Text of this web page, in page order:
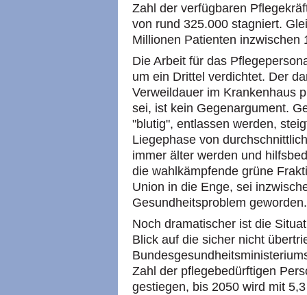
Zahl der verfügbaren
von rund 325.000 stagniert.
Millionen Patienten inzwischen
Die Arbeit für das
um ein Drittel verdichtet. Der
Verweildauer im Krankenhaus
sei, ist kein Gegenargument.
"blutig", entlassen werden,
Liegephase von
immer älter werden und
die wahlkämpfende grüne
Union in die Enge, sei
Gesundheitsproblem geworden.
Noch dramatischer ist die
Blick auf die sicher nicht
Zahl der pflegebedürftigen
gestiegen, bis 2050 wird mit